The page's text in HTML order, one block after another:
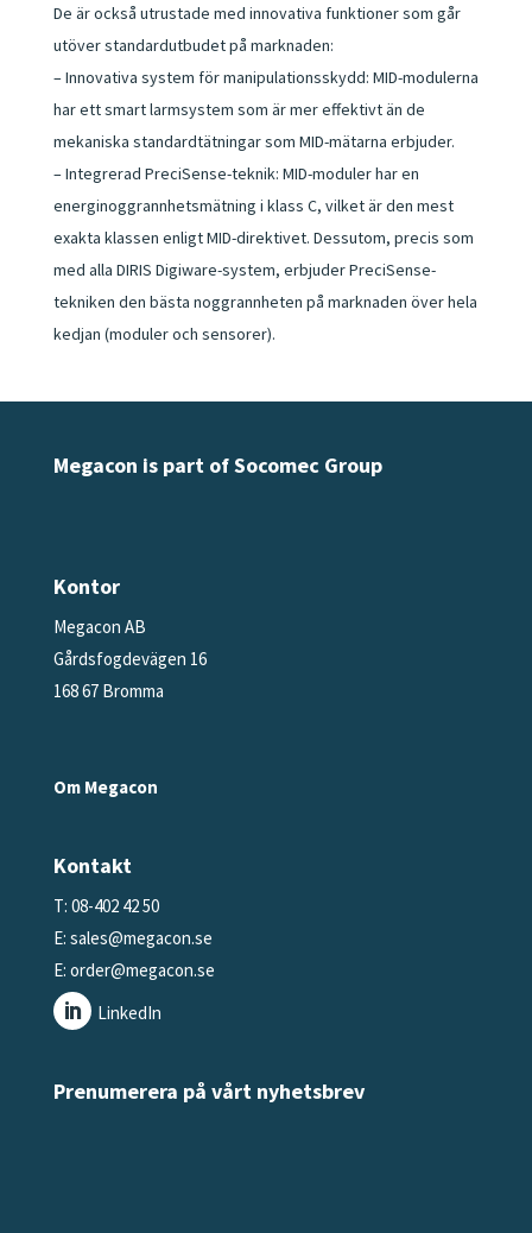
De är också utrustade med innovativa funktioner som går
utöver standardutbudet på marknaden:
– Innovativa system för manipulationsskydd: MID-modulerna
har ett smart larmsystem som är mer effektivt än de
mekaniska standardtätningar som MID-mätarna erbjuder.
– Integrerad PreciSense-teknik: MID-moduler har en
energinoggrannhetsmätning i klass C, vilket är den mest
exakta klassen enligt MID-direktivet. Dessutom, precis som
med alla DIRIS Digiware-system, erbjuder PreciSense-
tekniken den bästa noggrannheten på marknaden över hela
kedjan (moduler och sensorer).
Megacon is part of Socomec Group
Kontor
Megacon AB
Gårdsfogdevägen 16
168 67 Bromma
Om Megacon
Kontakt
T: 08-402 42 50
E: sales@megacon.se
E: order@megacon.se
LinkedIn
Prenumerera på vårt nyhetsbrev